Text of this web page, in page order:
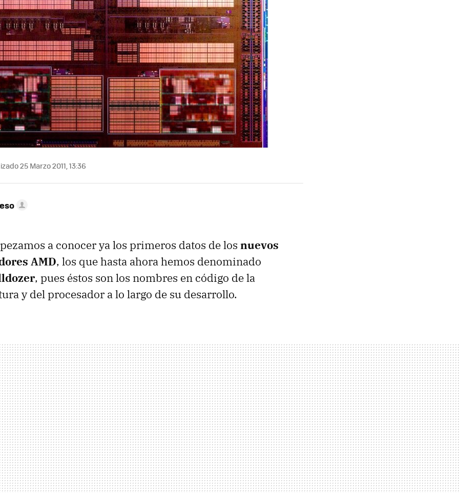
25 Marzo 2011, 13:36
a conocer ya los primeros datos de los nuevos
AMD, los que hasta ahora hemos denominado
, pues éstos son los nombres en código de la
y del procesador a lo largo de su desarrollo.